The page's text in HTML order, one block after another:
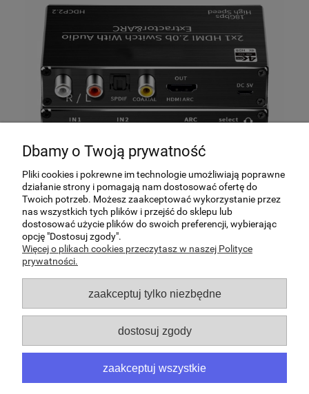
Płatności i dostawa
O nas
Sklep internetowy Pawonik | ul. Puławska 34/2, 05-500
Piaseczno |sklep@patro-hurt.com|519823923| NIP:
Dbamy o Twoją prywatność
Pliki cookies i pokrewne im technologie umożliwiają poprawne
działanie strony i pomagają nam dostosować ofertę do
Twoich potrzeb. Możesz zaakceptować wykorzystanie przez
nas wszystkich tych plików i przejść do sklepu lub
dostosować użycie plików do swoich preferencji, wybierając
opcję "Dostosuj zgody".
Więcej o plikach cookies przeczytasz w naszej Polityce
prywatności.
zaakceptuj tylko niezbędne
dostosuj zgody
zaakceptuj wszystkie